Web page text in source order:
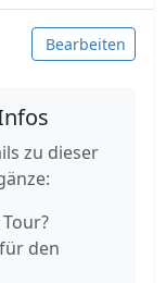
Bearbeiten
zu dieser
den